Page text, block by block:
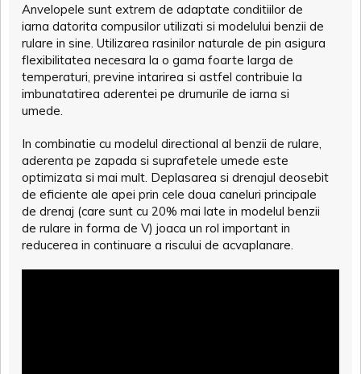
Anvelopele sunt extrem de adaptate conditiilor de
iarna datorita compusilor utilizati si modelului benzii de
rulare in sine. Utilizarea rasinilor naturale de pin asigura
flexibilitatea necesara la o gama foarte larga de
temperaturi, previne intarirea si astfel contribuie la
imbunatatirea aderentei pe drumurile de iarna si
umede.
In combinatie cu modelul directional al benzii de rulare,
aderenta pe zapada si suprafetele umede este
optimizata si mai mult. Deplasarea si drenajul deosebit
de eficiente ale apei prin cele doua caneluri principale
de drenaj (care sunt cu 20% mai late in modelul benzii
de rulare in forma de V) joaca un rol important in
reducerea in continuare a riscului de acvaplanare.